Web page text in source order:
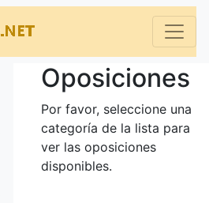
Oposiciones
Por favor, seleccione una
categoría de la lista para
ver las oposiciones
disponibles.